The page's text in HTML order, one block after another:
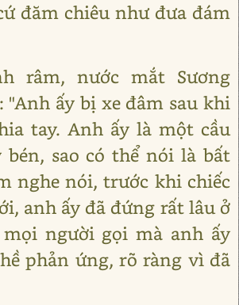
đăm chiêu như đưa đám
râm, nước mắt Sương
"Anh ấy bị xe đâm sau khi
tay. Anh ấy là một cầu
sao có thể nói là bất
nghe nói, trước khi chiếc
anh ấy đã đứng rất lâu ở
người gọi mà anh ấy
phản ứng, rõ ràng vì đã